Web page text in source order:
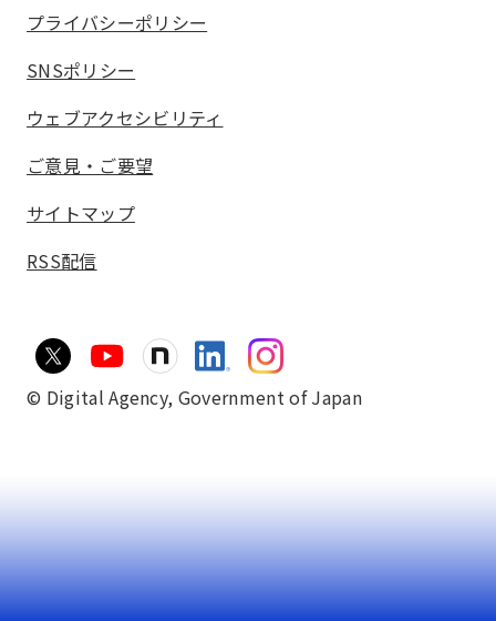
プライバシーポリシー
SNSポリシー
ウェブアクセシビリティ
ご意見・ご要望
サイトマップ
RSS配信
© Digital Agency, Government of Japan